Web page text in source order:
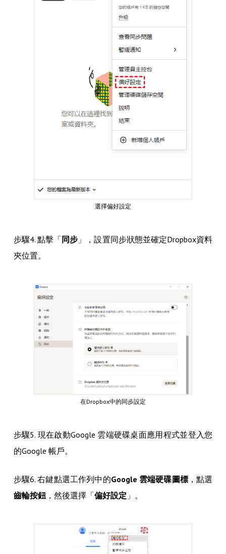
選擇偏好設定
步驟4. 點擊「 同步 」，設置同步狀態並確定Dropbox資料
夾位置。
在Dropbox中的同步設定
步驟5. 現在啟動Google 雲端硬碟桌面應用程式並登入您
的Google 帳戶。
步驟6. 右鍵點選工作列中的Google 雲端硬碟圖標，點選
齒輪按鈕 ，然後選擇「偏好設定 」。